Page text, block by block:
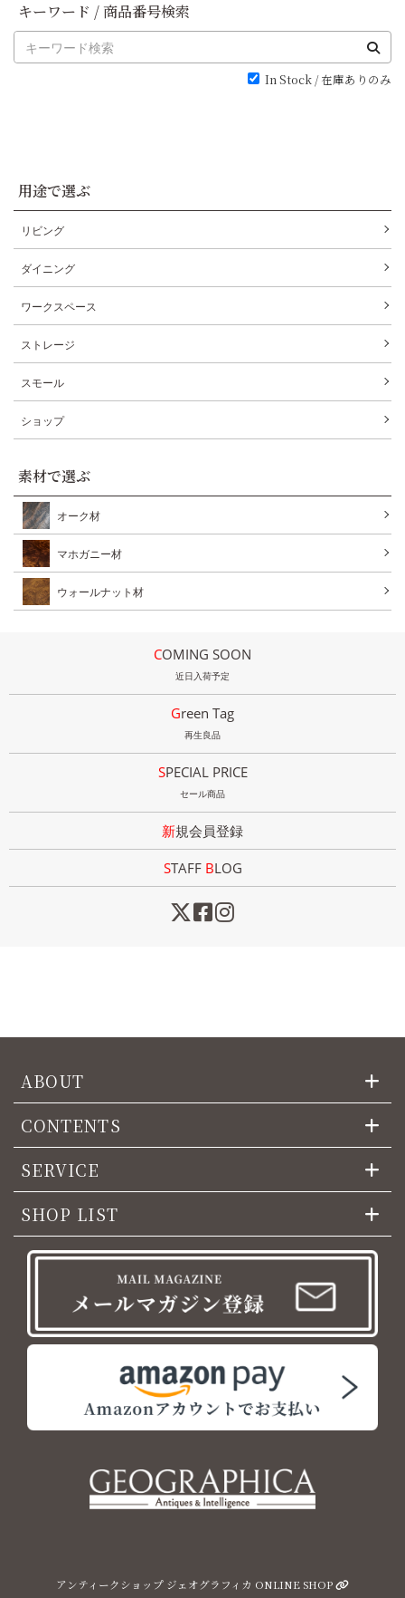
キーワード / 商品番号検索
In Stock / 在庫ありのみ
用途で選ぶ
リビング
ダイニング
ワークスペース
ストレージ
スモール
ショップ
素材で選ぶ
オーク材
マホガニー材
ウォールナット材
COMING SOON
近日入荷予定
Green Tag
再生良品
SPECIAL PRICE
セール商品
新規会員登録
STAFF BLOG
ABOUT
CONTENTS
SERVICE
SHOP LIST
アンティークショップ ジェオグラフィカ ONLINE SHOP